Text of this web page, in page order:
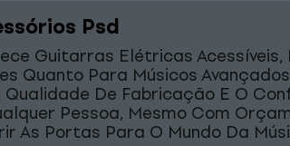
Psd
Guitarras Elétricas Acessíveis,
Quanto Para Músicos
Qualidade De Fabricação E O
Pessoa, Mesmo Com
As Portas Para O Mundo Da